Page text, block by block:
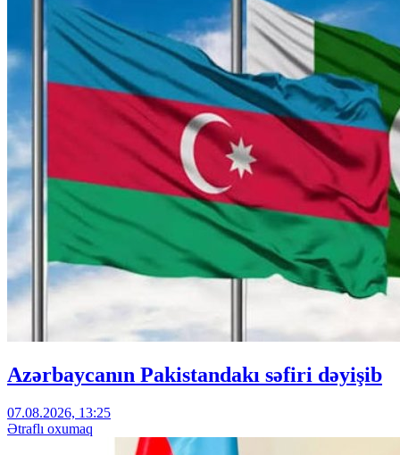
Azərbaycanın Pakistandakı səfiri dəyişib
07.08.2026, 13:25
Ətraflı oxumaq